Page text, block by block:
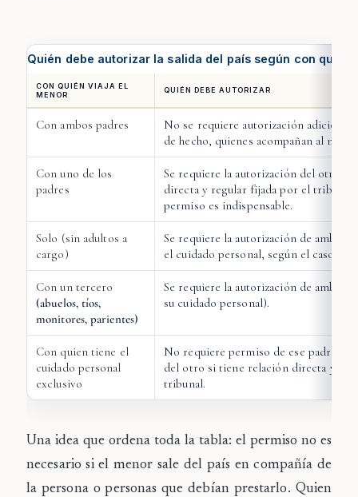
Quién debe autorizar la salida del país según con quién
CON QUIÉN VIAJA EL
MENOR
QUIÉN DEBE AUTORIZAR
Con ambos padres
No se requiere autorización
de hecho, quienes acompañan al niño.
Con uno de los
padres
Se requiere la autorización del otro
directa y regular fijada por el tribunal
permiso es indispensable.
Solo (sin adultos a
cargo)
Se requiere la autorización de ambos
el cuidado personal, según el caso).
Con un tercero
(abuelos, tíos,
monitores, parientes)
Se requiere la autorización de ambos
su cuidado personal).
Con quien tiene el
cuidado personal
exclusivo
No requiere permiso de ese padre,
del otro si tiene relación directa y
tribunal.
Una idea que ordena toda la tabla: el permisono es
necesario si el menor sale del país en compañía de
la persona o personas que debían prestarlo. Quien